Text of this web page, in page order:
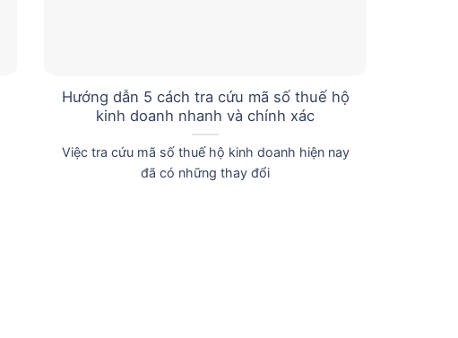
Hướng dẫn 5 cách tra cứu mã số thuế hộ
kinh doanh nhanh và chính xác
Việc tra cứu mã số thuế hộ kinh doanh hiện nay
đã có những thay đổi